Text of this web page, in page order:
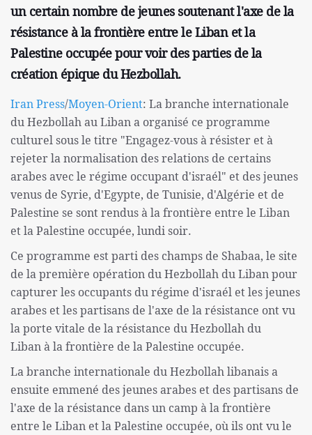
un certain nombre de jeunes soutenant l'axe de la
résistance à la frontière entre le Liban et la
Palestine occupée pour voir des parties de la
création épique du Hezbollah.
Iran Press/Moyen-Orient: La branche internationale
du Hezbollah au Liban a organisé ce programme
culturel sous le titre "Engagez-vous à résister et à
rejeter la normalisation des relations de certains
arabes avec le régime occupant d'israél" et des jeunes
venus de Syrie, d'Egypte, de Tunisie, d'Algérie et de
Palestine se sont rendus à la frontière entre le Liban
et la Palestine occupée, lundi soir.
Ce programme est parti des champs de Shabaa, le site
de la première opération du Hezbollah du Liban pour
capturer les occupants du régime d'israél et les jeunes
arabes et les partisans de l'axe de la résistance ont vu
la porte vitale de la résistance du Hezbollah du
Liban à la frontière de la Palestine occupée.
La branche internationale du Hezbollah libanais a
ensuite emmené des jeunes arabes et des partisans de
l'axe de la résistance dans un camp à la frontière
entre le Liban et la Palestine occupée, où ils ont vu le